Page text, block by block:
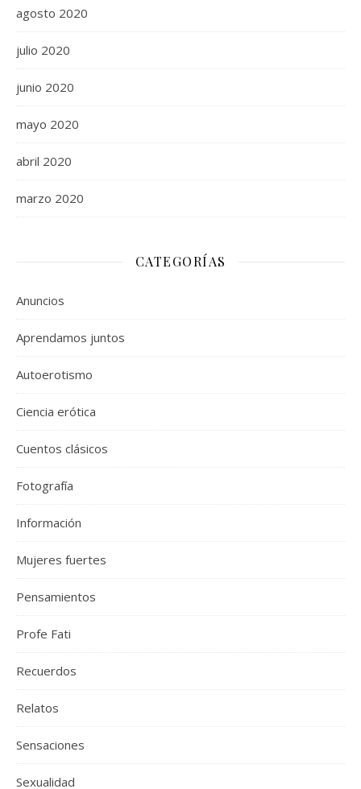
agosto 2020
julio 2020
junio 2020
mayo 2020
abril 2020
marzo 2020
CATEGORÍAS
Anuncios
Aprendamos juntos
Autoerotismo
Ciencia erótica
Cuentos clásicos
Fotografía
Información
Mujeres fuertes
Pensamientos
Profe Fati
Recuerdos
Relatos
Sensaciones
Sexualidad